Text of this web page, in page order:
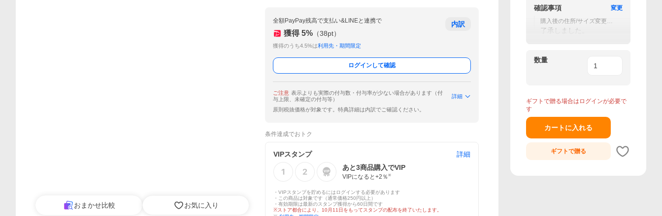
おまかせ比較 お気に入り
全額PayPay残高で支払い&LINEと連携で
獲得 5% （38pt）
獲得のうち4.5%は利用先・期間限定
内訳
ログインして確認
ご注意 表示よりも実際の付与数・付与率が少ない場合があります（付
与上限、未確定の付与等）
詳細
原則税抜価格が対象です。特典詳細は内訳でご確認ください。
条件達成でおトク
VIPスタンプ
詳細
あと3商品購入でVIP
VIPになると+2 ％ ※
・VIPスタンプを貯めるにはログインする必要があります
・この商品は対象です（通常価格250円以上）
・有効期限は最新のスタンプ獲得から60日間です
※ストア都合により、10月11日をもってスタンプの配布を終了いたします。
確認事項
変更
購入後の住所/サイズ変更、
キャンセルは一切受付ませ
了承しました。
数量
ギフトで贈る場合はログインが必要で
す
カートに入れる
ギフトで贈る